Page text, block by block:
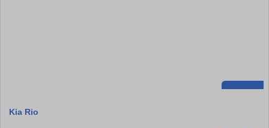
Kia Rio